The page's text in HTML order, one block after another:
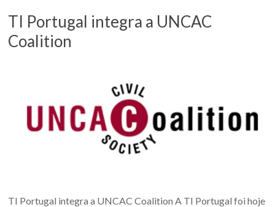
TI Portugal integra a UNCAC
Coalition
TI Portugal integra a UNCAC Coalition A TI Portugal foi hoje